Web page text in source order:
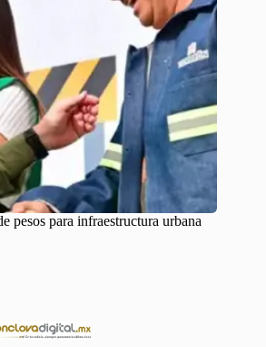
pesos para infraestructura urbana